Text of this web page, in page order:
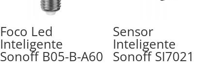
Foco Led
Inteligente
Sonoff B05-B-A60
Sensor
Inteligente
Sonoff SI7021